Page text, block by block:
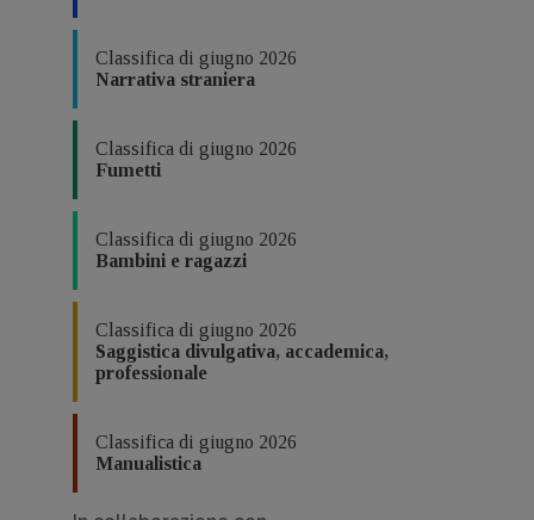
Classifica di giugno 2026
Narrativa straniera
Classifica di giugno 2026
Fumetti
Classifica di giugno 2026
Bambini e ragazzi
Classifica di giugno 2026
Saggistica divulgativa, accademica,
professionale
Classifica di giugno 2026
Manualistica